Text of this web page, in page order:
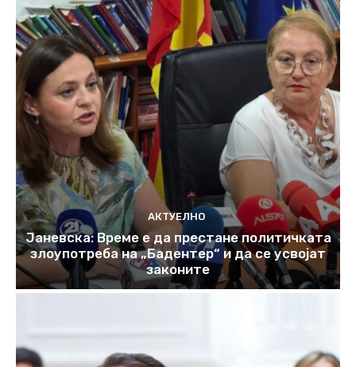
АКТУЕЛНО
Јаневска: Време е да престане политичката
злоупотреба на „Бадентер“ и да се усвојат
законите